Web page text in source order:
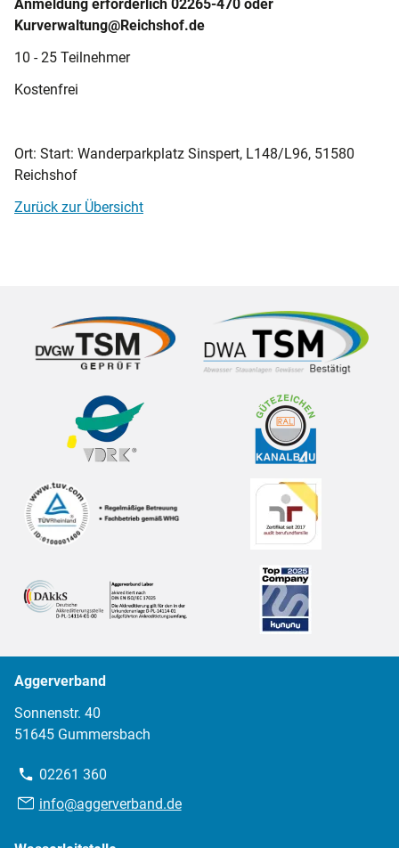
Anmeldung erforderlich 02265-470 oder
Kurverwaltung@Reichshof.de
10 - 25 Teilnehmer
Kostenfrei
Ort: Start: Wanderparkplatz Sinspert, L148/L96, 51580
Reichshof
Zurück zur Übersicht
Aggerverband
Sonnenstr. 40
51645 Gummersbach
Telefon:
02261 360
E-
Mail:
info@aggerverband.de